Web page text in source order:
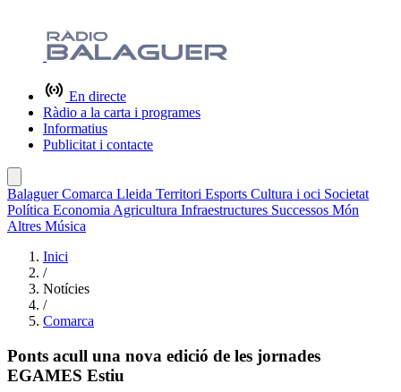
En directe
Ràdio a la carta i programes
Informatius
Publicitat i contacte
BalaguerComarca Lleida Territori Esports Cultura i oci Societat
Política Economia Agricultura Infraestructures Successos Món
Altres Música
Inici
/
Notícies
/
Comarca
Ponts acull una nova edició de les jornades
EGAMES Estiu